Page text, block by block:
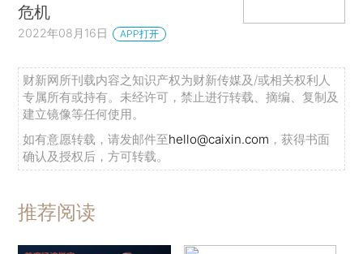
危机
2022年08月16日 APP打开
财新网所刊载内容之知识产权为财新传媒及/或相关权利人
专属所有或持有。未经许可，禁止进行转载、摘编、复制及
建立镜像等任何使用。
如有意愿转载，请发邮件至hello@caixin.com ，获得书面
确认及授权后，方可转载。
推荐阅读